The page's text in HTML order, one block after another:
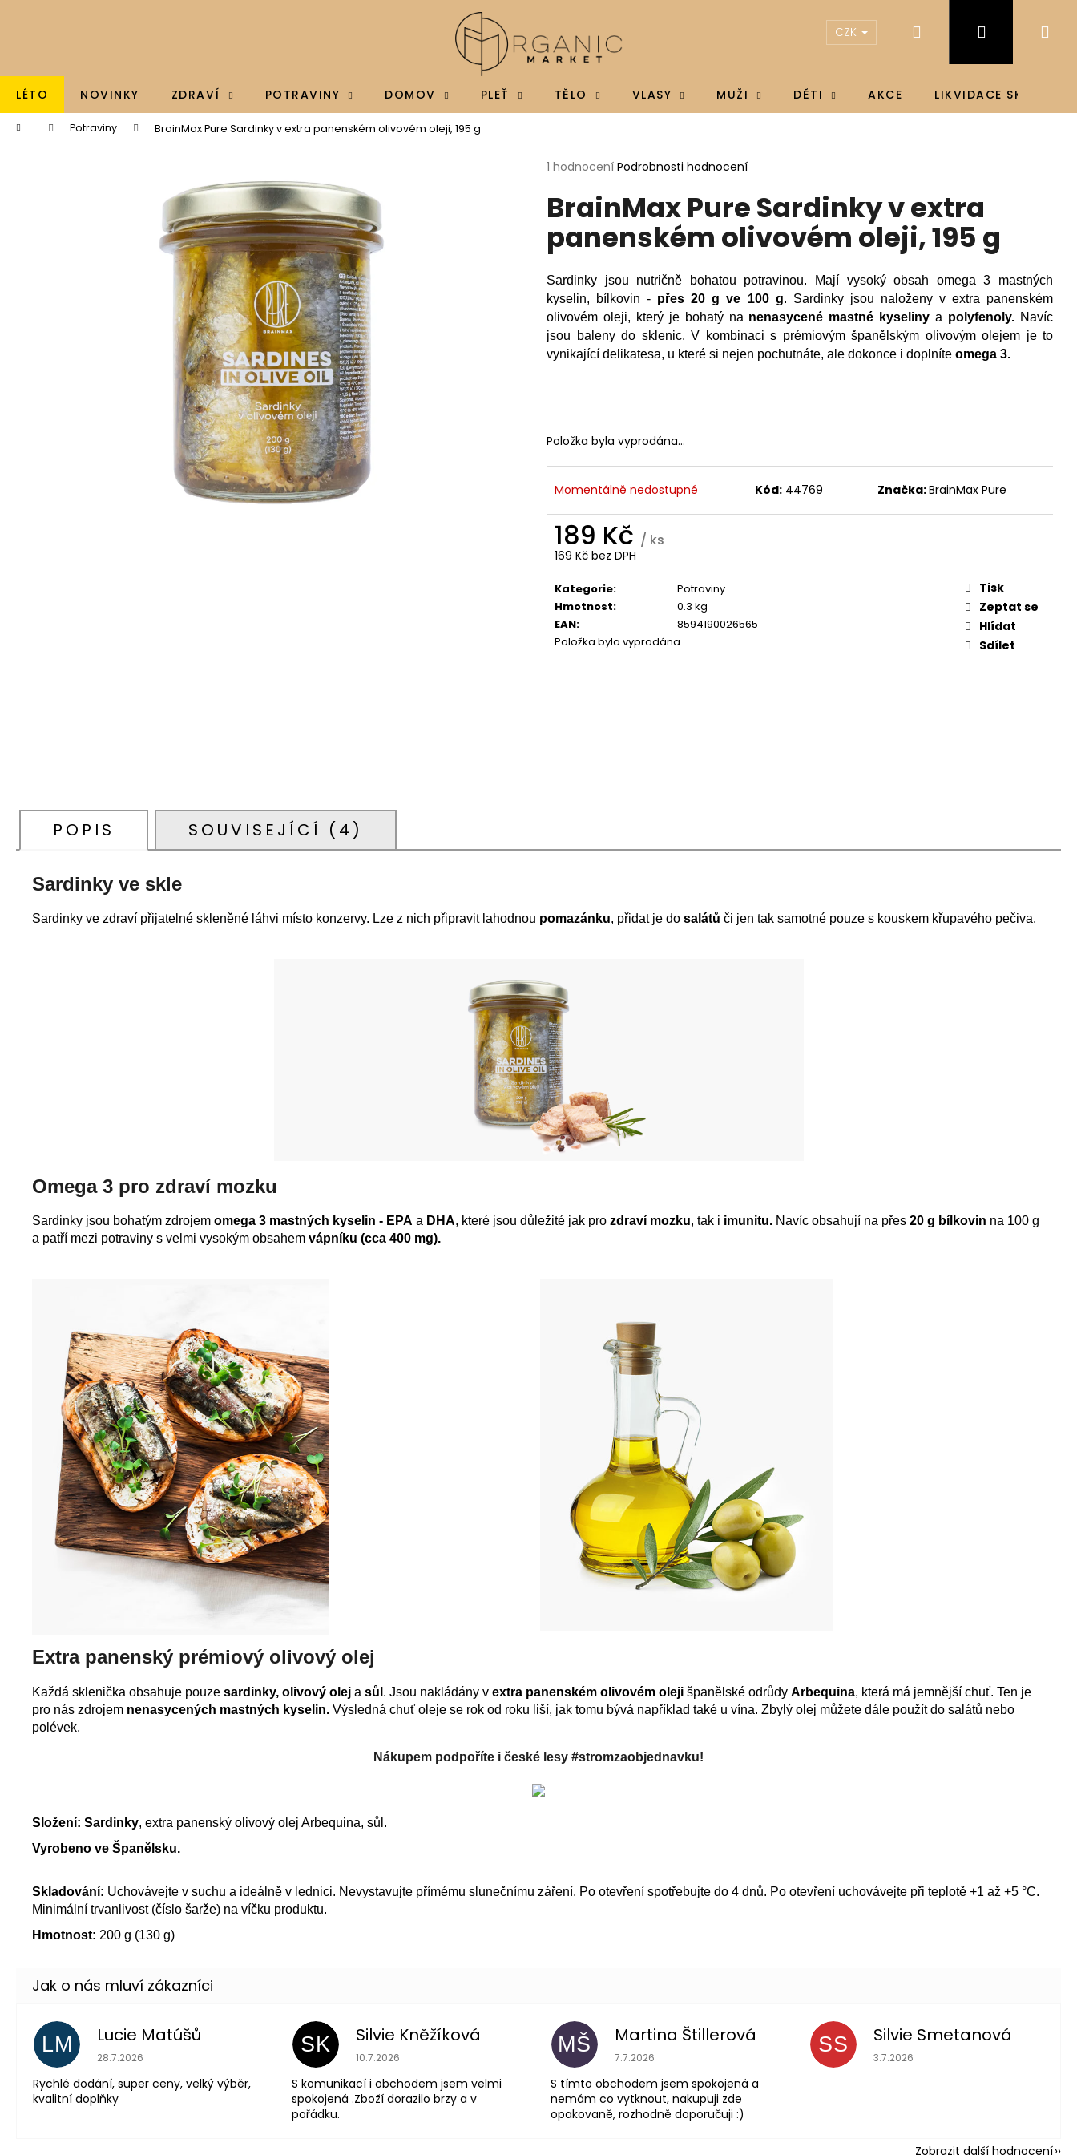
LÉTO NOVINKY ZDRAVÍ POTRAVINY DOMOV PLEŤ TĚLO VLASY MUŽI DĚTI AKCE LIKVIDACE SKLADU
CZK Přihlášení
Domů Potraviny BrainMax Pure Sardinky v extra panenském olivovém oleji, 195 g
Průměrné
produktu
je
5
hvězdiček.
1 hodnocení Podrobnosti hodnocení
BrainMax Pure Sardinky v extra
panenském olivovém oleji, 195 g
Sardinky jsou nutričně bohatou potravinou. Mají vysoký obsah omega 3 mastných
kyselin, bílkovin - přes 20 g ve 100 g. Sardinky jsou naloženy v extra panenském
olivovém oleji, který je bohatý na nenasycené mastné kyselinya polyfenoly. Navíc
jsou baleny do sklenic. V kombinaci s prémiovým španělským olivovým olejem je to
vynikající delikatesa, u které si nejen pochutnáte, ale dokonce i doplníte omega 3.
Položka byla vyprodána…
Momentálně nedostupné Kód: 44769 Značka:BrainMax Pure
189 Kč / ks
169 Kč bez DPH
Měrná
cena:
Kategorie:
Potraviny
Hmotnost:
0.3 kg
EAN:
8594190026565
Položka byla vyprodána…
Tisk
Zeptat se
Hlídat
Sdílet
POPIS SOUVISEJÍCÍ (4)
Sardinky ve skle
Sardinky ve zdraví přijatelné skleněné láhvi místo konzervy. Lze z nich připravit lahodnou pomazánku, přidat je do salátů či jen tak samotné pouze s kouskem křupavého pečiva.
Omega 3 pro zdraví mozku
Sardinky jsou bohatým zdrojem omega 3 mastných kyselin - EPA a DHA, které jsou důležité jak pro zdraví mozku, tak i imunitu. Navíc obsahují na přes 20 g bílkovin na 100 g
a patří mezi potraviny s velmi vysokým obsahem vápníku (cca 400 mg).
Extra panenský prémiový olivový olej
Každá sklenička obsahuje pouze sardinky, olivový olej a sůl . Jsou nakládány v extra panenském olivovém oleji španělské odrůdy Arbequina, která má jemnější chuť. Ten je
pro nás zdrojem nenasycených mastných kyselin. Výsledná chuť oleje se rok od roku liší, jak tomu bývá například také u vína. Zbylý olej můžete dále použít do salátů nebo
polévek.
Nákupem podpoříte i české lesy #stromzaobjednavku!
Složení: Sardinky, extra panenský olivový olej Arbequina, sůl.
Vyrobeno ve Španělsku.
Skladování: Uchovávejte v suchu a ideálně v lednici. Nevystavujte přímému slunečnímu záření. Po otevření spotřebujte do 4 dnů. Po otevření uchovávejte při teplotě +1 až +5 °C.
Minimální trvanlivost (číslo šarže) na víčku produktu.
Hmotnost: 200 g (130 g)
LM Lucie Matúšů
Hodnocení obchodu je 5 z 5 hvězdiček.
28.7.2026
Rychlé dodání, super ceny, velký výběr,
kvalitní doplňky
SK Silvie Kněžíková
Hodnocení obchodu je 5 z 5 hvězdiček.
10.7.2026
S komunikací i obchodem jsem velmi
spokojená .Zboží dorazilo brzy a v
pořádku.
MŠ Martina Štillerová
Hodnocení obchodu je 5 z 5 hvězdiček.
7.7.2026
S tímto obchodem jsem spokojená a
nemám co vytknout, nakupuji zde
opakovaně, rozhodně doporučuji :)
SS Silvie Smetanová
Hodnocení obchodu je 5 z 5
3.7.2026
Zobrazit další hodnocení
í
obchodu
obchodu
Co potřebujete najít?
BRAINMAX - OMEGA 3, OLEJ Z TRESČÍCH
JATER, CITRÓN, 240 ML
BRAINMAX MAGTEIN®, HOŘČÍK L-
TREONÁT, 90 ROSTLINNÝCH KAPSLÍ
999 Kč
Původně:
BRAINMAX VITAMIN D3 & K2®, D3 4000
IU / K2 150 MCG, 100 ROSTLINNÝCH